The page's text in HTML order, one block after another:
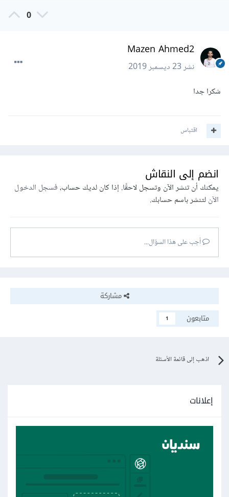
0
Mazen Ahmed2
نشر23 ديسمبر 2019
شكرا جدا
اقتباس
انضم إلى النقاش
يمكنك أن تنشر الآن وتسجل لاحقًا. إذا كان لديك حساب،فسجل الدخول
الآنلتنشر باسم حسابك.
أجب على هذا السؤال...
مشاركة
متابعون
1
اذهب إلى قائمة الأسئلة
إعلانات